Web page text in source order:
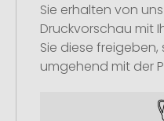
Sie erhalten von
Druckvorschau mit
Sie diese freigeben,
umgehend mit der